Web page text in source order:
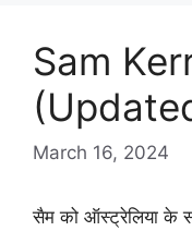
Sam
March 16, 2024
सैम को ऑस्ट्रेलिया के